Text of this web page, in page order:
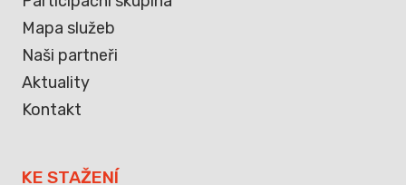
Mapa služeb
Naši partneři
Aktuality
Kontakt
KE STAŽENÍ